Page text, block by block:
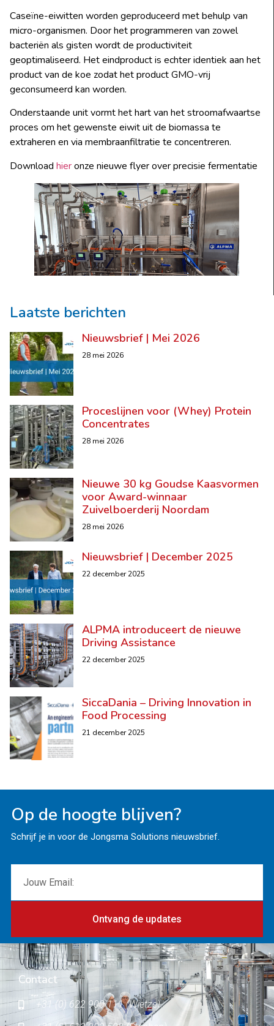
Caseïne-eiwitten worden geproduceerd met behulp van
micro-organismen. Door het programmeren van zowel
bacteriën als gisten wordt de productiviteit
geoptimaliseerd. Het eindproduct is echter identiek aan het
product van de koe zodat het product GMO-vrij
geconsumeerd kan worden.
Onderstaande unit vormt het hart van het stroomafwaartse
proces om het gewenste eiwit uit de biomassa te
extraheren en via membraanfiltratie te concentreren.
Download hieronze nieuwe flyer over precisie fermentatie
Laatste berichten
Nieuwsbrief | Mei 2026
28 mei 2026
Proceslijnen voor (Whey) Protein
Concentrates
28 mei 2026
Nieuwe 30 kg Goudse Kaasvormen
voor Award-winnaar
Zuivelboerderij Noordam
28 mei 2026
Nieuwsbrief | December 2025
22 december 2025
ALPMA introduceert de nieuwe
Driving Assistance
22 december 2025
SiccaDania – Driving Innovation in
Food Processing
21 december 2025
Op de hoogte blijven?
Schrijf je in voor de Jongsma Solutions nieuwsbrief.
Ontvang de updates
Contact
+31 (0) 622 900 111 (Wietze)